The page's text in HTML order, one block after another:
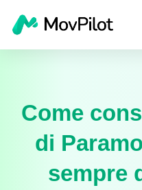
Come
di
sempre